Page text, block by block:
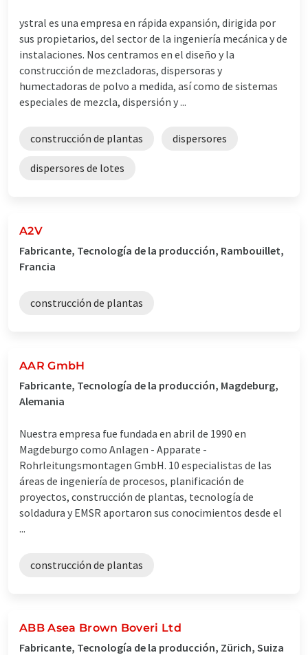
ystral es una empresa en rápida expansión, dirigida por
sus propietarios, del sector de la ingeniería mecánica y de
instalaciones. Nos centramos en el diseño y la
construcción de mezcladoras, dispersoras y
humectadoras de polvo a medida, así como de sistemas
especiales de mezcla, dispersión y ...
construcción de plantas dispersores
dispersores de lotes
A2V
Fabricante, Tecnología de la producción, Rambouillet,
Francia
construcción de plantas
AAR GmbH
Fabricante, Tecnología de la producción, Magdeburg,
Alemania
Nuestra empresa fue fundada en abril de 1990 en
Magdeburgo como Anlagen - Apparate -
Rohrleitungsmontagen GmbH. 10 especialistas de las
áreas de ingeniería de procesos, planificación de
proyectos, construcción de plantas, tecnología de
soldadura y EMSR aportaron sus conocimientos desde el
...
construcción de plantas
ABB Asea Brown Boveri Ltd
Fabricante, Tecnología de la producción, Zürich, Suiza